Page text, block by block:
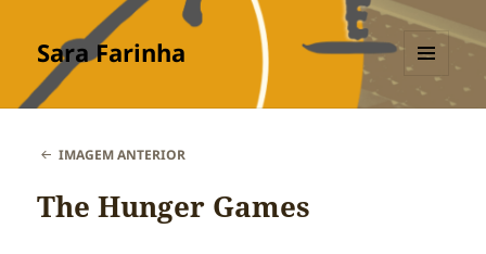
Sara Farinha
MENU
IMAGEM ANTERIOR
The Hunger Games